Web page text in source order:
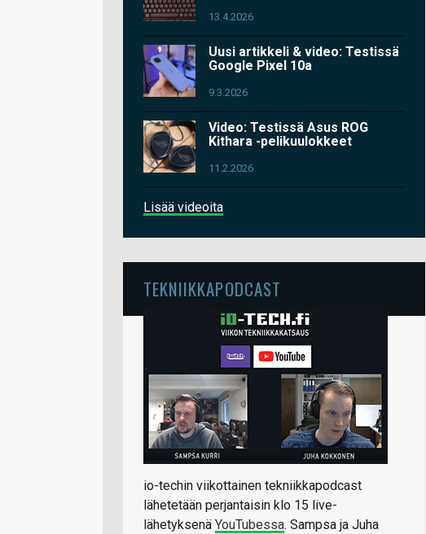
13.4.2026
Uusi artikkeli & video: Testissä
Google Pixel 10a
9.3.2026
Video: Testissä Asus ROG
Kithara -pelikuulokkeet
11.2.2026
Lisää videoita
TEKNIIKKAPODCAST
io-techin viikottainen tekniikkapodcast
lähetetään perjantaisin klo 15 live-
lähetyksenä YouTubessa. Sampsa ja Juha